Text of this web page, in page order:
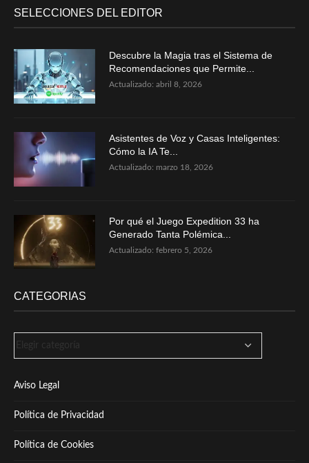
SELECCIONES DEL EDITOR
Descubre la Magia tras el Sistema de
Recomendaciones que Permite...
Actualizado: abril 8, 2026
Asistentes de Voz y Casas Inteligentes:
Cómo la IA Te...
Actualizado: marzo 18, 2026
Por qué el Juego Expedition 33 ha
Generado Tanta Polémica...
Actualizado: febrero 5, 2026
CATEGORIAS
Aviso Legal
Política de Privacidad
Política de Cookies